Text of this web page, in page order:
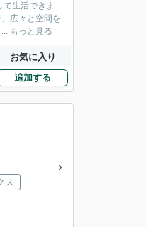
生活できま
広々と空間を
もっと見る
お気に入り
追加する
ス